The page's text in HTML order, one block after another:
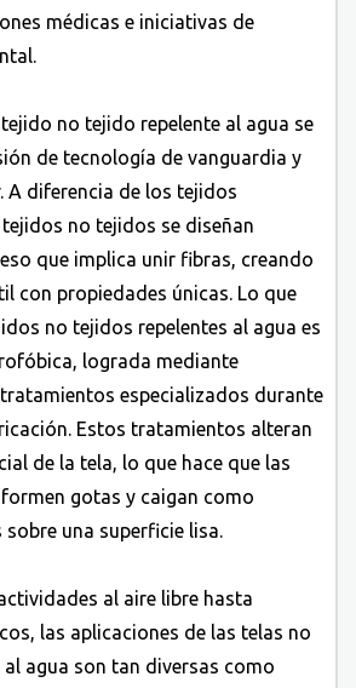
médicas e iniciativas de
no tejido repelente al agua se
de tecnología de vanguardia y
A diferencia de los tejidos
no tejidos se diseñan
que implica unir fibras, creando
con propiedades únicas. Lo que
no tejidos repelentes al agua es
lograda mediante
especializados durante
Estos tratamientos alteran
de la tela, lo que hace que las
gotas y caigan como
sobre una superficie lisa.
al aire libre hasta
las aplicaciones de las telas no
agua son tan diversas como